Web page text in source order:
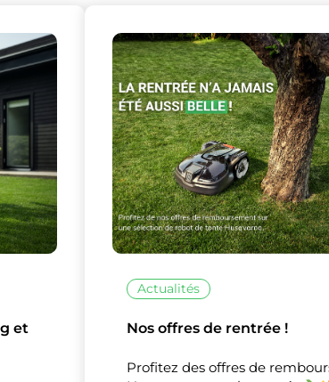
le contrôle sur ceux que
X
et
Actualités
Nos offres de rentrée !
Profitez des offres de